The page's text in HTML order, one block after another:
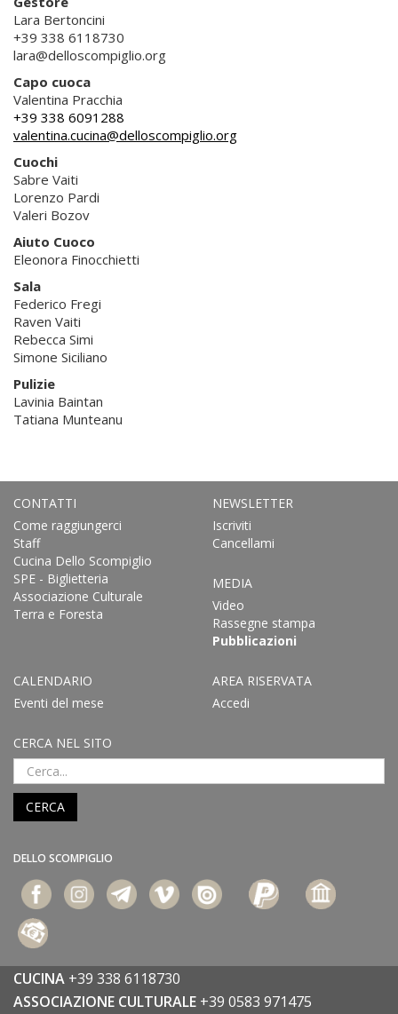
Lara Bertoncini
+39 338 6118730
lara@delloscompiglio.org
Capo cuoca
Valentina Pracchia
+39 338 6091288
valentina.cucina@delloscompiglio.org
Cuochi
Sabre Vaiti
Lorenzo Pardi
Valeri Bozov
Aiuto Cuoco
Eleonora Finocchietti
Sala
Federico Fregi
Raven Vaiti
Rebecca Simi
Simone Siciliano
Pulizie
Lavinia Baintan
Tatiana Munteanu
CONTATTI
Come raggiungerci
Staff
Cucina Dello Scompiglio
SPE - Biglietteria
Associazione Culturale
Terra e Foresta
NEWSLETTER
Iscriviti
Cancellami
MEDIA
Video
Rassegne stampa
Pubblicazioni
CALENDARIO
Eventi del mese
AREA RISERVATA
Accedi
CERCA NEL SITO
CERCA
DELLO SCOMPIGLIO
CUCINA +39 338 6118730
ASSOCIAZIONE CULTURALE +39 0583 971475